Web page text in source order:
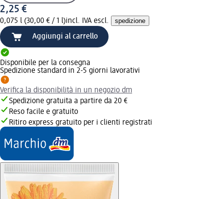
2,25 €
0,075 l (30,00 € / 1 l)incl. IVA escl. spedizione
Aggiungi al carrello
Disponibile per la consegna
Spedizione standard in 2-5 giorni lavorativi
Verifica la disponibilità in un negozio dm
Spedizione gratuita a partire da 20 €
Reso facile e gratuito
Ritiro express gratuito per i clienti registrati